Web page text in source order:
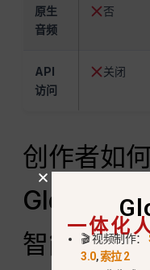
原生
音频
否
API
访问
关闭
创作者如
智能视频
一体化
🎬 视频制作：
3.0,索拉 2